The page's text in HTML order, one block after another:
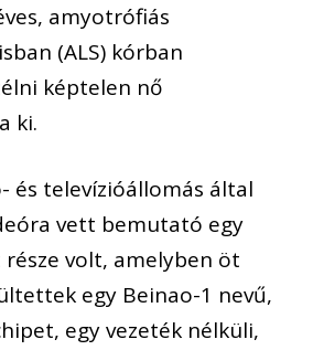
amyotrófiás
(ALS) kórban
képtelen nő
ki.
és televízióállomás által
vett bemutató egy
volt, amelyben öt
egy Beinao-1 nevű,
egy vezeték nélküli,